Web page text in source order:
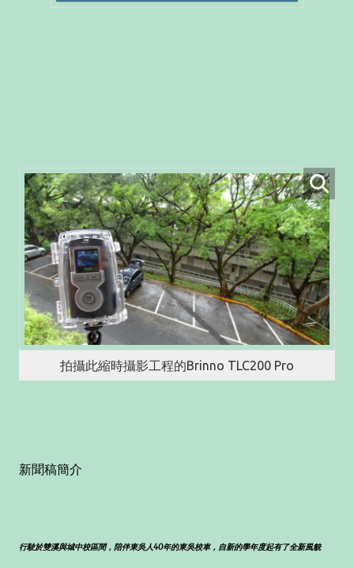
拍攝此縮時攝影工程的Brinno TLC200 Pro
新聞稿簡介
行駛於雙溪與城中校區間，陪伴東吳人40年的東吳校車，自新的學年度起有了全新風貌